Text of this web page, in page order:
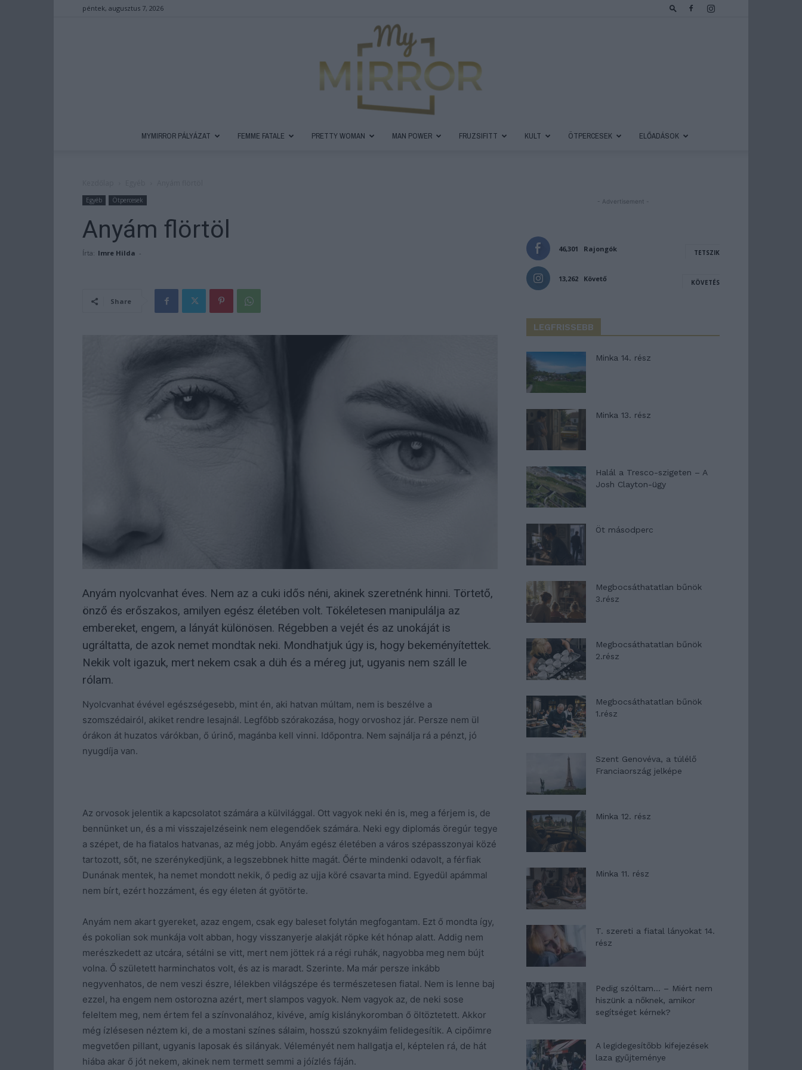
péntek, augusztus 7, 2026
MYMIRROR PÁLYÁZAT FEMME FATALE PRETTY WOMAN MAN POWER FRUZSIFITT KULT ÖTPERCESEK ELŐADÁSOK
Egyéb Ötpercesek
Anyám flörtöl
Írta: Imre Hilda -
Share
Anyám nyolcvanhat éves. Nem az a cuki idős néni, akinek szeretnénk hinni. Törtető,
önző és erőszakos, amilyen egész életében volt. Tökéletesen manipulálja az
embereket, engem, a lányát különösen. Régebben a vejét és az unokáját is
ugráltatta, de azok nemet mondtak neki. Mondhatjuk úgy is, hogy bekeményítettek.
Nekik volt igazuk, mert nekem csak a düh és a méreg jut, ugyanis nem száll le
rólam.
Nyolcvanhat évével egészségesebb, mint én, aki hatvan múltam, nem is beszélve a
szomszédairól, akiket rendre lesajnál. Legfőbb szórakozása, hogy orvoshoz jár. Persze nem ül
órákon át huzatos várókban, ő úrinő, magánba kell vinni. Időpontra. Nem sajnálja rá a pénzt, jó
nyugdíja van.
Az orvosok jelentik a kapcsolatot számára a külvilággal. Ott vagyok neki én is, meg a férjem is, de
bennünket un, és a mi visszajelzéseink nem elegendőek számára. Neki egy diplomás öregúr tegye
a szépet, de ha fiatalos hatvanas, az még jobb. Anyám egész életében a város szépasszonyai közé
tartozott, sőt, ne szerénykedjünk, a legszebbnek hitte magát. Őérte mindenki odavolt, a férfiak
Dunának mentek, ha nemet mondott nekik, ő pedig az ujja köré csavarta mind. Egyedül apámmal
nem bírt, ezért hozzáment, és egy életen át gyötörte.
Anyám nem akart gyereket, azaz engem, csak egy baleset folytán megfogantam. Ezt ő mondta így,
és pokolian sok munkája volt abban, hogy visszanyerje alakját röpke két hónap alatt. Addig nem
merészkedett az utcára, sétálni se vitt, mert nem jöttek rá a régi ruhák, nagyobba meg nem bújt
volna. Ő született harminchatos volt, és az is maradt. Szerinte. Ma már persze inkább
negyvenhatos, de nem veszi észre, lélekben világszépe és természetesen fiatal. Nem is lenne baj
ezzel, ha engem nem ostorozna azért, mert slampos vagyok. Nem vagyok az, de neki sose
feleltem meg, nem értem fel a színvonalához, kivéve, amíg kislánykoromban ő öltöztetett. Akkor
még ízlésesen néztem ki, de a mostani színes sálaim, hosszú szoknyáim felidegesítik. A cipőimre
megvetően pillant, ugyanis laposak és silányak. Véleményét nem hallgatja el, képtelen rá, de hát
hiába akar ő jót nekem, akinek nem termett semmi a jóízlés fáján.
- Advertisement -
46,301 Rajongók TETSZIK
13,262 Követő KÖVETÉS
LEGFRISSEBB
Minka 14. rész
Minka 13. rész
Halál a Tresco-szigeten – A
Josh Clayton-ügy
Öt másodperc
Megbocsáthatatlan bűnök
3.rész
Megbocsáthatatlan bűnök
2.rész
Megbocsáthatatlan bűnök
1.rész
Szent Genovéva, a túlélő
Franciaország jelképe
Minka 12. rész
Minka 11. rész
T. szereti a fiatal lányokat 14.
rész
Pedig szóltam… – Miért nem
hiszünk a nőknek, amikor
segítséget kérnek?
A legidegesítőbb kifejezések
laza gyűjteménye